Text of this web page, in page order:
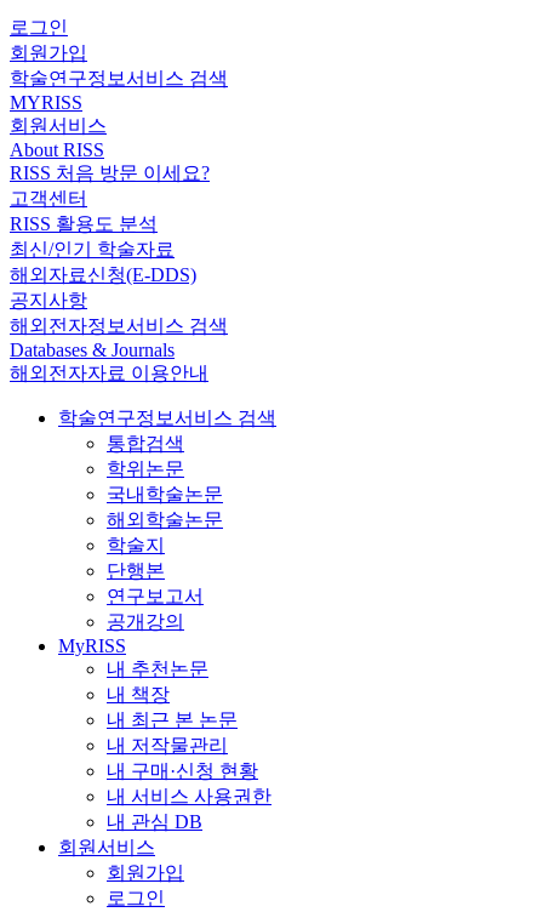
로그인
회원가입
학술연구정보서비스 검색
MYRISS
회원서비스
About RISS
RISS 처음 방문 이세요?
고객센터
RISS 활용도 분석
최신/인기 학술자료
해외자료신청(E-DDS)
공지사항
해외전자정보서비스 검색
Databases & Journals
해외전자자료 이용안내
학술연구정보서비스 검색
통합검색
학위논문
국내학술논문
해외학술논문
학술지
단행본
연구보고서
공개강의
MyRISS
내 추천논문
내 책장
내 최근 본 논문
내 저작물관리
내 구매·신청 현황
내 서비스 사용권한
내 관심 DB
회원서비스
회원가입
로그인